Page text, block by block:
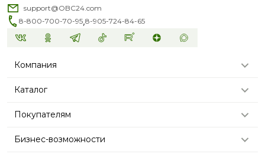
support@OBC24.com
8-800-700-70-95,8-905-724-84-65
Компания
Каталог
Покупателям
Бизнес-возможности